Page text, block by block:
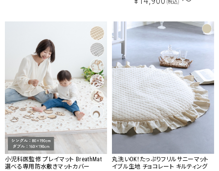
(税込)
小児科医監修 プレイマット BreathMat
選べる専用防水敷きマットカバー
丸洗いOK！たっぷりフリルサニーマット
イブル生地 チョコレート キルティング